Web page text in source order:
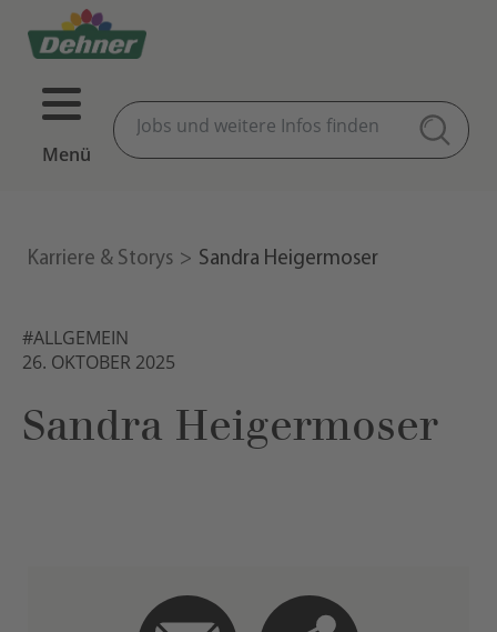
Menü
Karriere & Storys Sandra Heigermoser
#ALLGEMEIN
26. OKTOBER 2025
Sandra Heigermoser